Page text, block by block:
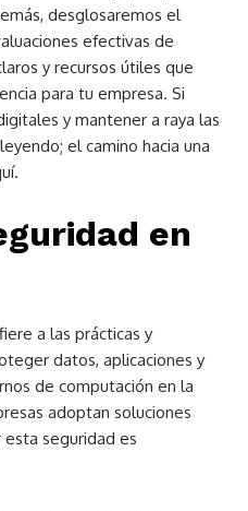
desglosaremos el
efectivas de
y recursos útiles que
para tu empresa. Si
y mantener a raya las
el camino hacia una
en
a las prácticas y
datos, aplicaciones y
de computación en la
adoptan soluciones
seguridad es